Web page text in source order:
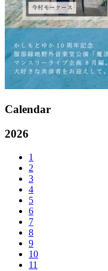
Calendar
2026
1
2
3
4
5
6
7
8
9
10
11